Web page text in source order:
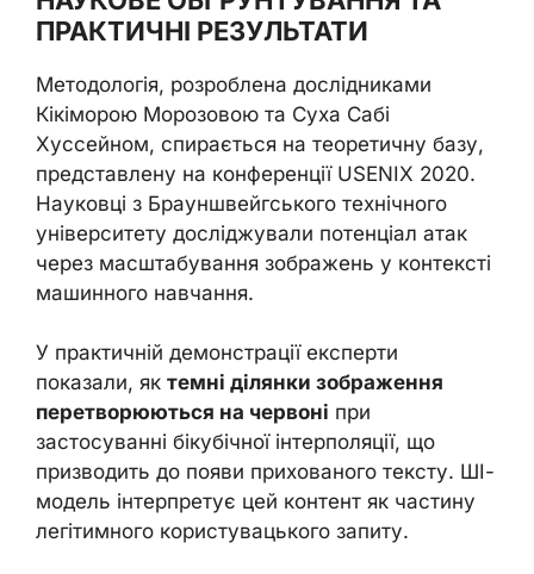
ПРАКТИЧНІ РЕЗУЛЬТАТИ
Методологія, розроблена дослідниками
Кікіморою Морозовою та Суха Сабі
Хуссейном, спирається на теоретичну базу,
представлену на конференції USENIX 2020.
Науковці з Брауншвейгського технічного
університету досліджували потенціал атак
через масштабування зображень у контексті
машинного навчання.
У практичній демонстрації експерти
показали, як темні ділянки зображення
перетворюються на червоні при
застосуванні бікубічної інтерполяції, що
призводить до появи прихованого тексту. ШІ-
модель інтерпретує цей контент як частину
легітимного користувацького запиту.